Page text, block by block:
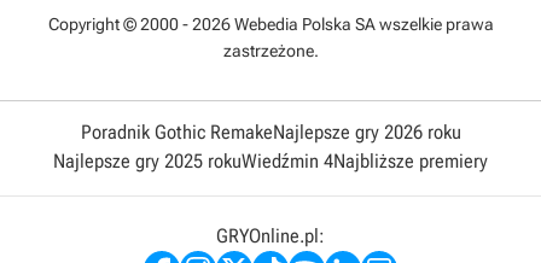
Copyright © 2000 - 2026 Webedia Polska SA wszelkie prawa
zastrzeżone.
Poradnik Gothic RemakeNajlepsze gry 2026 roku
Najlepsze gry 2025 rokuWiedźmin 4Najbliższe premiery
GRYOnline.pl: